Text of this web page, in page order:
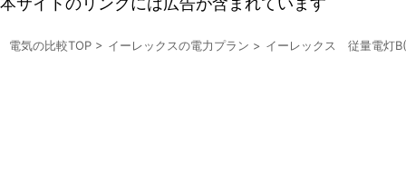
電気の比較TOP > イーレックスの電力プラン > イーレックス 従量電灯